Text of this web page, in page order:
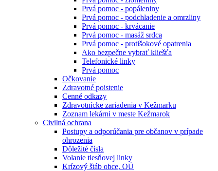
Prvá pomoc - popáleniny
Prvá pomoc - podchladenie a omrzliny
Prvá pomoc - krvácanie
Prvá pomoc - masáž srdca
Prvá pomoc - protišokové opatrenia
Ako bezpečne vybrať kliešťa
Telefonické linky
Prvá pomoc
Očkovanie
Zdravotné poistenie
Cenné odkazy
Zdravotnícke zariadenia v Kežmarku
Zoznam lekárni v meste Kežmarok
Civilná ochrana
Postupy a odporúčania pre občanov v prípade
ohrozenia
Dôležité čísla
Volanie tiesňovej linky
Krízový štáb obce, OÚ